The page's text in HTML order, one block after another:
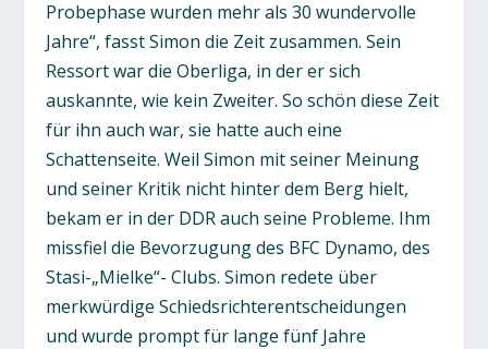
Probephase wurden mehr als 30 wundervolle
Jahre“, fasst Simon die Zeit zusammen. Sein
Ressort war die Oberliga, in der er sich
auskannte, wie kein Zweiter. So schön diese Zeit
für ihn auch war, sie hatte auch eine
Schattenseite. Weil Simon mit seiner Meinung
und seiner Kritik nicht hinter dem Berg hielt,
bekam er in der DDR auch seine Probleme. Ihm
missfiel die Bevorzugung des BFC Dynamo, des
Stasi-„Mielke“- Clubs. Simon redete über
merkwürdige Schiedsrichterentscheidungen
und wurde prompt für lange fünf Jahre